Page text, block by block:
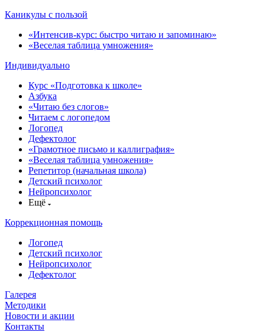
Каникулы с пользой
«Интенсив-курс: быстро читаю и запоминаю»
«Веселая таблица умножения»
Индивидуально
Курс «Подготовка к школе»
Азбука
«Читаю без слогов»
Читаем с логопедом
Логопед
Дефектолог
«Грамотное письмо и каллиграфия»
«Веселая таблица умножения»
Репетитор (начальная школа)
Детский психолог
Нейропсихолог
Ещё
Коррекционная помощь
Логопед
Детский психолог
Нейропсихолог
Дефектолог
Галерея
Методики
Новости и акции
Контакты